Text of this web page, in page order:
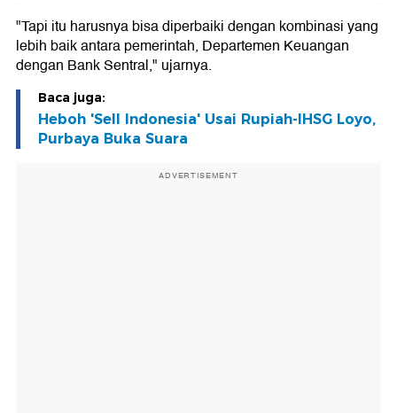
"Tapi itu harusnya bisa diperbaiki dengan kombinasi yang
lebih baik antara pemerintah, Departemen Keuangan
dengan Bank Sentral," ujarnya.
Baca juga:
Heboh 'Sell Indonesia' Usai Rupiah-IHSG Loyo,
Purbaya Buka Suara
ADVERTISEMENT